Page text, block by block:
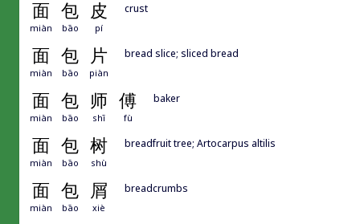
面 包 皮
miàn bāo pí
crust
面 包 片
miàn bāo piàn
bread slice; sliced bread
面 包 师 傅
miàn bāo shī fù
baker
面 包 树
miàn bāo shù
breadfruit tree; Artocarpus altilis
面 包 屑
miàn bāo xiè
breadcrumbs